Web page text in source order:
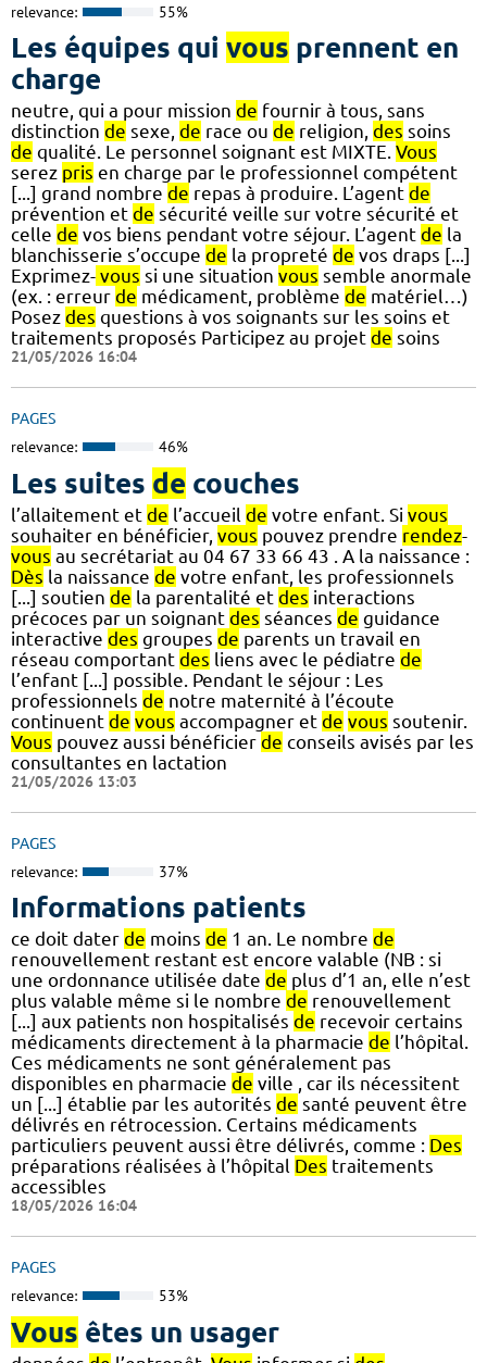
relevance: 55%
Les équipes qui vous prennent en
charge
neutre, qui a pour mission de fournir à tous, sans
distinction de sexe, de race ou de religion, des soins
de qualité. Le personnel soignant est MIXTE. Vous
serez pris en charge par le professionnel compétent
[...] grand nombre de repas à produire. L’agent de
prévention et de sécurité veille sur votre sécurité et
celle de vos biens pendant votre séjour. L’agent de la
blanchisserie s’occupe de la propreté de vos draps [...]
Exprimez- vous si une situation vous semble anormale
(ex. : erreur de médicament, problème de matériel…)
Posez des questions à vos soignants sur les soins et
traitements proposés Participez au projet de soins
21/05/2026 16:04
PAGES
relevance: 46%
Les suites de couches
l’allaitement et de l’accueil de votre enfant. Si vous
souhaiter en bénéficier, vous pouvez prendre rendez-
vous au secrétariat au 04 67 33 66 43 . A la naissance :
Dès la naissance de votre enfant, les professionnels
[...] soutien de la parentalité et des interactions
précoces par un soignant des séances de guidance
interactive des groupes de parents un travail en
réseau comportant des liens avec le pédiatre de
l’enfant [...] possible. Pendant le séjour : Les
professionnels de notre maternité à l’écoute
continuent de vous accompagner et de vous soutenir.
Vous pouvez aussi bénéficier de conseils avisés par les
consultantes en lactation
21/05/2026 13:03
PAGES
relevance: 37%
Informations patients
ce doit dater de moins de 1 an. Le nombre de
renouvellement restant est encore valable (NB : si
une ordonnance utilisée date de plus d’1 an, elle n’est
plus valable même si le nombre de renouvellement
[...] aux patients non hospitalisés de recevoir certains
médicaments directement à la pharmacie de l’hôpital.
Ces médicaments ne sont généralement pas
disponibles en pharmacie de ville , car ils nécessitent
un [...] établie par les autorités de santé peuvent être
délivrés en rétrocession. Certains médicaments
particuliers peuvent aussi être délivrés, comme : Des
préparations réalisées à l’hôpital Des traitements
accessibles
18/05/2026 16:04
PAGES
relevance: 53%
Vous êtes un usager